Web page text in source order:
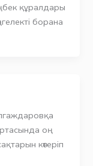
құралдары
борана
оң
көтеріп